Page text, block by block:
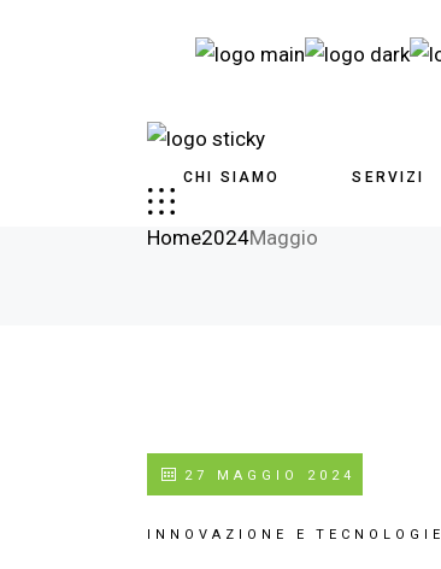
CHI SIAMO SERVIZI
Maggio 2024
Home2024Maggio
27 MAGGIO 2024
INNOVAZIONE E TECNOLOGIE